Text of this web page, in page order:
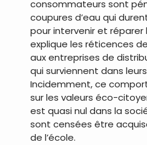
consommateurs sont
coupures d’eau qui
pour intervenir et réparer
explique les réticences
aux entreprises de
qui surviennent dans
Incidemment, ce
sur les valeurs éco-
est quasi nul dans la
sont censées être
de l’école.